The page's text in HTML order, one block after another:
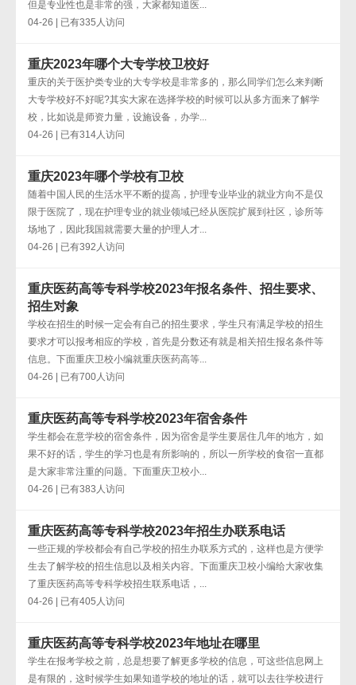
但是专业性也是非常的强，大家都知道医...
04-26 | 已有335人访问
重庆2023年哪个大专学校卫校好
重庆的关于医护类专业的大专学校是非常多的，那么同学们怎么来判断
大专学校好不好呢?其实大家在选择学校的时候可以从多方面来了解学
校，比如说是师资力量，设施设备，办学...
04-26 | 已有314人访问
重庆2023年哪个学校有卫校
随着中国人民的生活水平不断的提高，护理专业毕业的就业方向不是仅
限于医院了，现在护理专业的就业领域已经从医院扩展到社区，诊所等
场地了，因此我国就需要大量的护理人才...
04-26 | 已有392人访问
重庆医药高等专科学校2023年报名条件、招生要求、
招生对象
学校在招生的时候一定会有自己的招生要求，学生只有满足学校的招生
要求才可以报考相应的学校，首先是分数还有就是相关招生报名条件等
信息。下面重庆卫校小编就重庆医药高等...
04-26 | 已有700人访问
重庆医药高等专科学校2023年宿舍条件
学生都会在意学校的宿舍条件，因为宿舍是学生要居住几年的地方，如
果不好的话，学生的学习也是有所影响的，所以一所学校的食宿一直都
是大家非常注重的问题。下面重庆卫校小...
04-26 | 已有383人访问
重庆医药高等专科学校2023年招生办联系电话
一些正规的学校都会有自己学校的招生办联系方式的，这样也是方便学
生去了解学校的招生信息以及相关内容。下面重庆卫校小编给大家收集
了重庆医药高等专科学校招生联系电话，...
04-26 | 已有405人访问
重庆医药高等专科学校2023年地址在哪里
学生在报考学校之前，总是想要了解更多学校的信息，可这些信息网上
是有限的，这时候学生如果知道学校的地址的话，就可以去往学校进行